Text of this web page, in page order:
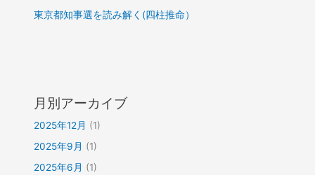
東京都知事選を読み解く(四柱推命）
月別アーカイブ
2025年12月 (1)
2025年9月 (1)
2025年6月 (1)